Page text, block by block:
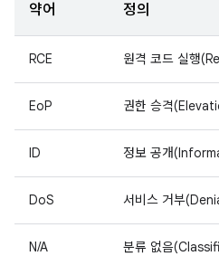
약어 정의
RCE 원격 코드 실행
EoP 권한 승격
ID 정보 공개
DoS 서비스 거부
N/A 분류 없음